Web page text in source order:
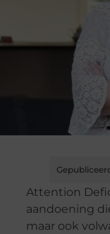
Attention
aandoening
maar ook